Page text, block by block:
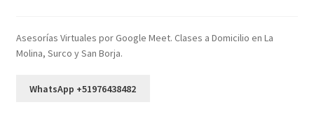
Asesorías Virtuales por Google Meet. Clases a Domicilio en La
Molina, Surco y San Borja.
WhatsApp +51976438482